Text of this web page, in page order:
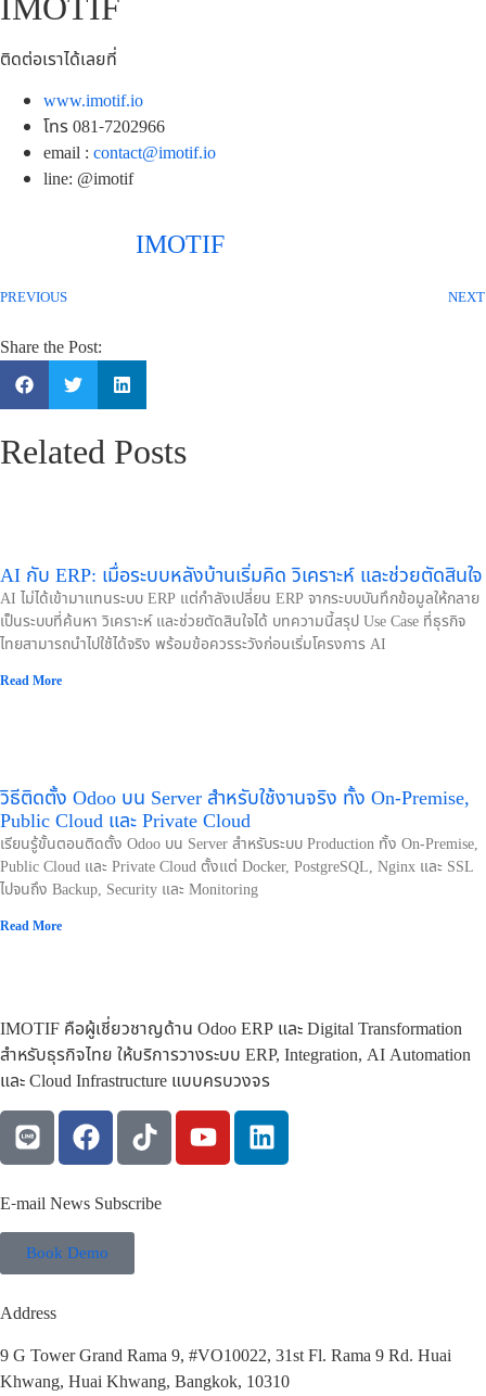
ติดต่อเราได้เลยที่
www.imotif.io
โทร 081-7202966
email : contact@imotif.io
line: @imotif
IMOTIF
PREVIOUS NEXT
Share the Post:
Related Posts
AI กับ ERP: เมื่อระบบหลังบ้านเริ่มคิด วิเคราะห์ และช่วยตัดสินใจ
AI ไม่ได้เข้ามาแทนระบบ ERP แต่กำลังเปลี่ยน ERP จากระบบบันทึกข้อมูลให้กลาย
เป็นระบบที่ค้นหา วิเคราะห์ และช่วยตัดสินใจได้ บทความนี้สรุป Use Case ที่ธุรกิจ
ไทยสามารถนำไปใช้ได้จริง พร้อมข้อควรระวังก่อนเริ่มโครงการ AI
Read More
วิธีติดตั้ง Odoo บน Server สำหรับใช้งานจริง ทั้ง On-Premise,
Public Cloud และ Private Cloud
เรียนรู้ขั้นตอนติดตั้ง Odoo บน Server สำหรับระบบ Production ทั้ง On-Premise,
Public Cloud และ Private Cloud ตั้งแต่ Docker, PostgreSQL, Nginx และ SSL
ไปจนถึง Backup, Security และ Monitoring
Read More
IMOTIF คือผู้เชี่ยวชาญด้าน Odoo ERP และ Digital Transformation
สำหรับธุรกิจไทย ให้บริการวางระบบ ERP, Integration, AI Automation
และ Cloud Infrastructure แบบครบวงจร
E-mail News Subscribe
Book Demo
Address
9 G Tower Grand Rama 9, #VO10022, 31st Fl. Rama 9 Rd. Huai
Khwang, Huai Khwang, Bangkok, 10310